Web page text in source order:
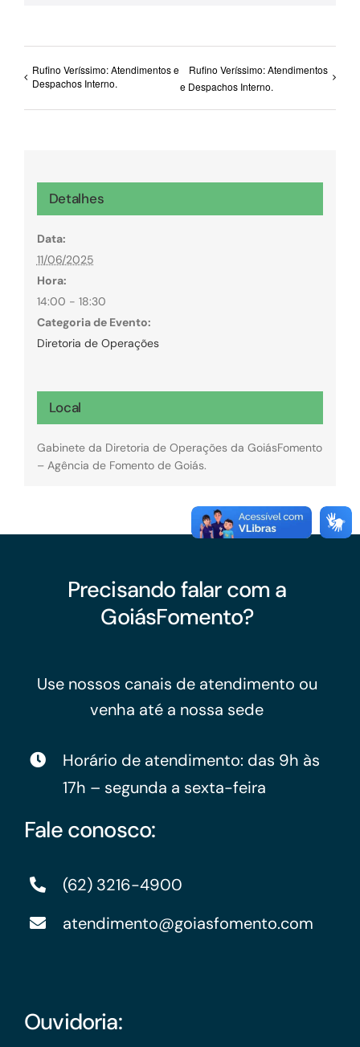
Rufino Veríssimo: Atendimentos e
Despachos Interno.
Rufino Veríssimo: Atendimentos
e Despachos Interno.
Detalhes
Data:
11/06/2025
Hora:
14:00 - 18:30
Categoria de Evento:
Diretoria de Operações
Local
Gabinete da Diretoria de Operações da GoiásFomento
– Agência de Fomento de Goiás.
Precisando falar com a
GoiásFomento?
Use nossos canais de atendimento ou
venha até a nossa sede
Horário de atendimento: das 9h às
17h – segunda a sexta-feira
Fale conosco:
(62) 3216-4900
atendimento@goiasfomento.com
Ouvidoria: